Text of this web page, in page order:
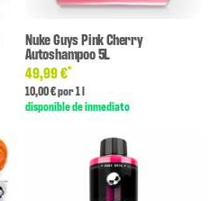
Nuke Guys Pink Cherry
Autoshampoo 5L
49,99 €*
10,00 € por 1 l
disponible de inmediato